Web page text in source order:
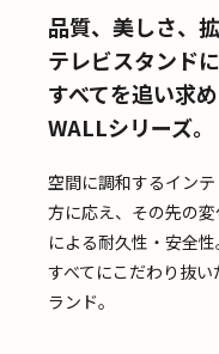
品質、美しさ、拡
テレビスタンド
すべてを追い求
WALLシリーズ。
空間に調和するイン
方に応え、その先の
による耐久性・安全性
すべてにこだわり抜
ランド。